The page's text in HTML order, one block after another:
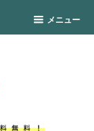
メニュー